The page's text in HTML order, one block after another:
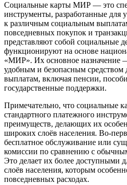
Социальные карты МИР — это
инструменты, разработанные для
к различным социальным
повседневных покупок и
представляют собой социальные
функционируют на основе
«МИР». Их основное назначение
удобным и безопасным средством
выплатам, включая пенсии,
государственные поддержки.
Примечательно, что социальные
стандартного платежного
преимуществ, делающих их
широких слоёв населения. Во-
бесплатное обслуживание или
комиссии по сравнению с
Это делает их более доступными
слоёв населения, которым
повседневных расходах.